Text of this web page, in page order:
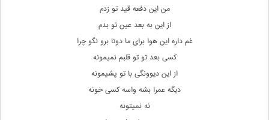
من این دفعه قید تو زدم
از این به بعد عین تو بدم
غم داره این هوا برای ما دوتا برو نگو چرا
کسی بعد تو تو قلبم نمیمونه
از این دیوونگی با تو پشیمونه
دیگه عمرا بشه واسه کسی خونه
نه نمیتونه